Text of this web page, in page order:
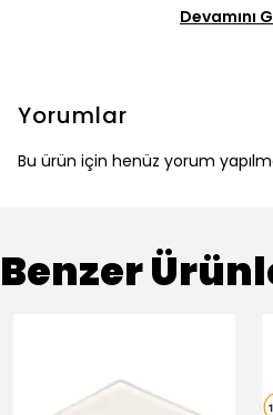
Devamını
Yorumlar
Bu ürün için henüz yorum
Benzer